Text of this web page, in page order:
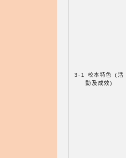
3-1 校本特色 (活
動及成效)